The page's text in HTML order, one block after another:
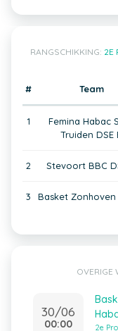
RANGSCHIKKING: 2E
# Team
1
Femina Habac
Truiden DSE
2 Stevoort BBC
3 Basket Zonhoven
OVERIGE
30/06
00:00 2e